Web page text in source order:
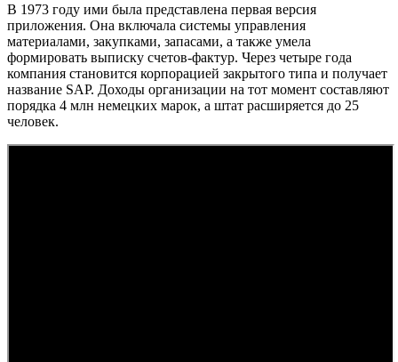
В 1973 году ими была представлена первая версия
приложения. Она включала системы управления
материалами, закупками, запасами, а также умела
формировать выписку счетов-фактур. Через четыре года
компания становится корпорацией закрытого типа и получает
название SAP. Доходы организации на тот момент составляют
порядка 4 млн немецких марок, а штат расширяется до 25
человек.